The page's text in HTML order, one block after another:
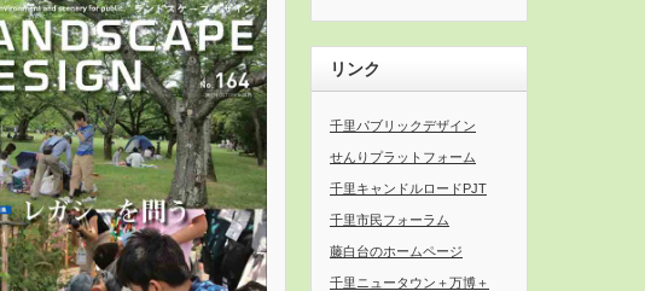
リンク
千里パブリックデザイン
せんりプラットフォーム
千里キャンドルロードPJT
千里市民フォーラム
藤白台のホームページ
千里ニュータウン＋万博＋